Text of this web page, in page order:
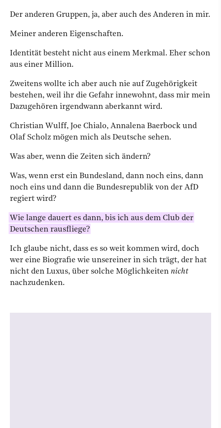
Der anderen Gruppen, ja, aber auch des Anderen in mir.
Meiner anderen Eigenschaften.
Identität besteht nicht aus einem Merkmal. Eher schon
aus einer Million.
Zweitens wollte ich aber auch nie auf Zugehörigkeit
bestehen, weil ihr die Gefahr innewohnt, dass mir mein
Dazugehören irgendwann aberkannt wird.
Christian Wulff, Joe Chialo, Annalena Baerbock und
Olaf Scholz mögen mich als Deutsche sehen.
Was aber, wenn die Zeiten sich ändern?
Was, wenn erst ein Bundesland, dann noch eins, dann
noch eins und dann die Bundesrepublik von der AfD
regiert wird?
Wie lange dauert es dann, bis ich aus dem Club der
Deutschen rausfliege?
Ich glaube nicht, dass es so weit kommen wird, doch
wer eine Biografie wie unsereiner in sich trägt, der hat
nicht den Luxus, über solche Möglichkeiten nicht
nachzudenken.